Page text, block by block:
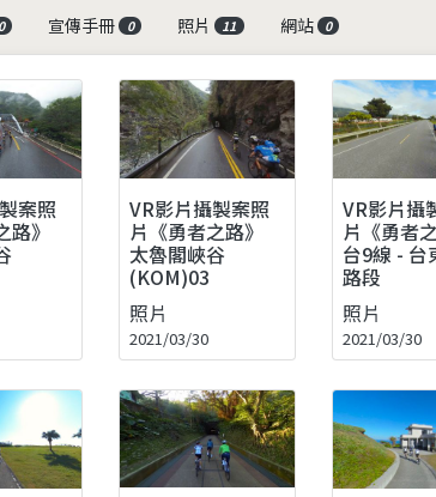
0 宣傳手冊 0 照片 11 網站 0
案照
路》
VR影片攝製案照
片《勇者之路》
太魯閣峽谷
(KOM)03
照片
2021/03/30
VR影片攝
片《勇者
台9線 - 台
路段
照片
2021/03/30